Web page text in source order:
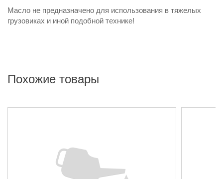
Масло не предназначено для использования в тяжелых
грузовиках и иной подобной технике!
Похожие товары